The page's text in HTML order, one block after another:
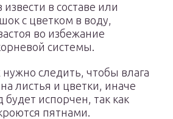
в составе или
с цветком в воду,
во избежание
системы.
следить, чтобы влага
листья и цветки, иначе
испорчен, так как
пятнами.